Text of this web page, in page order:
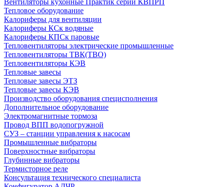
Вентиляторы кухонные Практик серии КВПРП
Тепловое оборудование
Калориферы для вентиляции
Калориферы КСк водяные
Калориферы КПСк паровые
Тепловентиляторы электрические промышленные
Тепловентиляторы ТВК(ТВО)
Тепловентиляторы КЭВ
Тепловые завесы
Тепловые завесы ЭТЗ
Тепловые завесы КЭВ
Производство оборудования специсполнения
Дополнительное оборудование
Электромагнитные тормоза
Провод ВПП водопогружной
СУЗ – станции управления к насосам
Промышленные вибраторы
Поверхностные вибраторы
Глубинные вибраторы
Термисторное реле
Консультация технического специалиста